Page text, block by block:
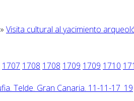
» Visita cultural al yacimiento
1707 1708 1708 1709 1709 1710